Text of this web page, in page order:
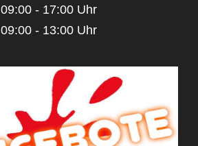
09:00 - 17:00 Uhr
09:00 - 13:00 Uhr